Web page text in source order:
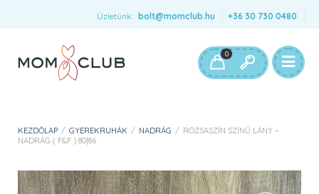
Üzletünk: bolt@momclub.hu +36 30 730 0480
0
KEZDŐLAP / GYEREKRUHÁK / NADRÁG / RÓZSASZÍN SZÍNŰ LÁNY –
NADRÁG ( F&F ) 80|86